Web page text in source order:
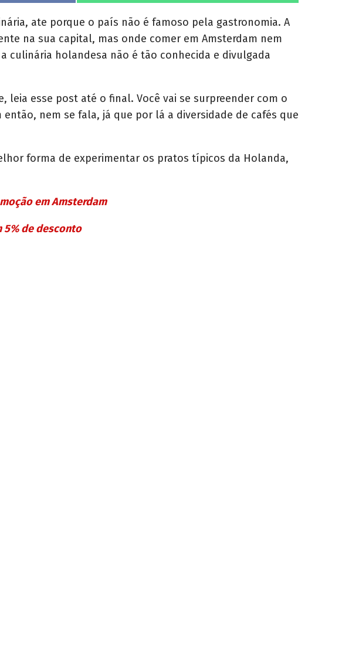
r
o
n
ate porque o país não é famoso pela gastronomia. A
na sua capital, mas onde comer em Amsterdam nem
culinária holandesa não é tão conhecida e divulgada
leia esse post até o final. Você vai se surpreender com o
nem se fala, já que por lá a diversidade de cafés que
forma de experimentar os pratos típicos da Holanda,
em Amsterdam
5% de desconto